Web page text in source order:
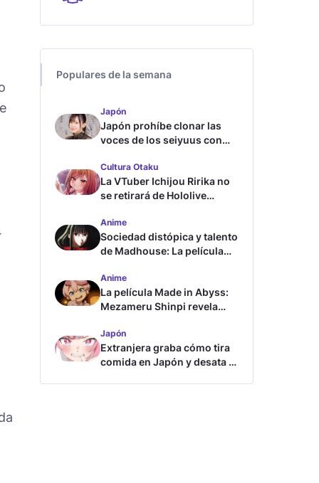
Populares de la semana
Japón
Japón prohíbe clonar las
voces de los seiyuus con
Cultura Otaku
La VTuber Ichijou Ririka no
se retirará de Hololive
Anime
Sociedad distópica y talento
de Madhouse: La película
tráiler
Anime
La película Made in Abyss:
Mezameru Shinpi revela
Japón
Extranjera graba cómo tira
comida en Japón y desata la